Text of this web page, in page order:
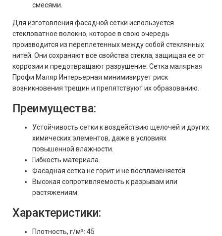
смесями.
Для изготовления фасадной сетки используется
стекловатное волокно, которое в свою очередь
производится из переплетенных между собой стеклянных
нитей. Они сохраняют все свойства стекла, защищая ее от
коррозии и предотвращают разрушение. Сетка малярная
Профи Маляр Интерьерная минимизирует риск
возникновения трещин и препятствуют их образованию.
Преимущества:
Устойчивость сетки к воздействию щелочей и других
химических элементов, даже в условиях
повышенной влажности.
Гибкость материала.
Фасадная сетка не горит и не воспламеняется.
Высокая сопротивляемость к разрывам или
растяжениям.
Характеристики:
Плотность, г/м²: 45